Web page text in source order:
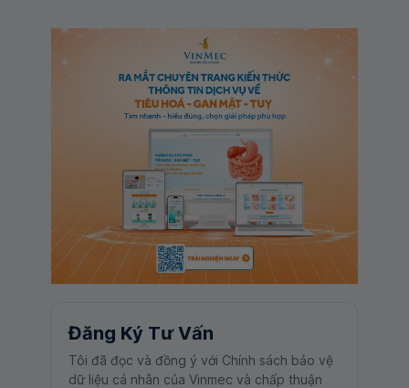
Đăng Ký Tư Vấn
Tôi đã đọc và đồng ý với Chính sách bảo vệ
dữ liệu cá nhân của Vinmec và chấp thuận